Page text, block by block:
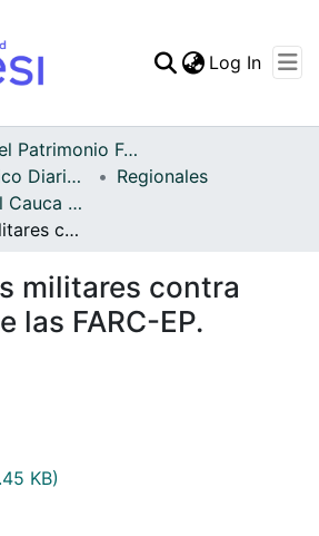
Statistics
Log In
Archivo del Patrimonio Fotográfico y Fílmico del Valle del Cauca
Fondo Fotográfico Diario Occidente
Regionales
FFDO - Valle del Cauca - Patrimonial
Operaciones militares contra miembros de las FARC-EP.
militares contra
las FARC-EP.
KB)